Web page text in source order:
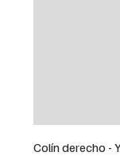
Colín derecho -